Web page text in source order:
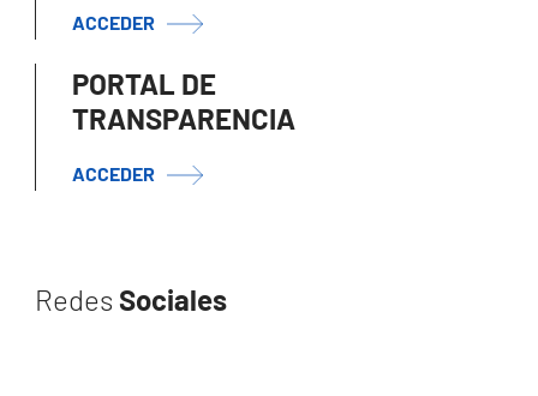
ACCEDER
PORTAL DE
TRANSPARENCIA
ACCEDER
Redes Sociales